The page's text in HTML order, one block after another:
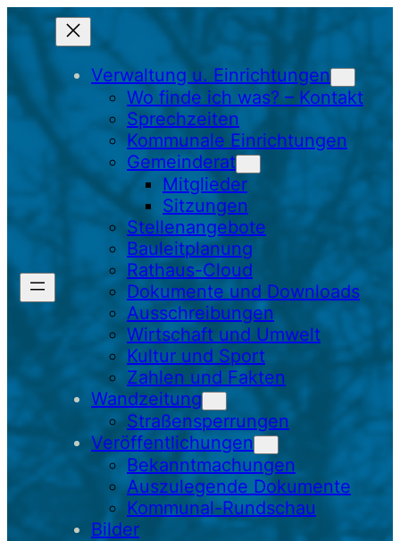
Zum
Verwaltung u. Einrichtungen
Wo finde ich was? – Kontakt
Sprechzeiten
Kommunale Einrichtungen
Gemeinderat
Mitglieder
Sitzungen
Stellenangebote
Bauleitplanung
Rathaus-Cloud
Dokumente und Downloads
Ausschreibungen
Wirtschaft und Umwelt
Kultur und Sport
Zahlen und Fakten
Wandzeitung
Straßensperrungen
Veröffentlichungen
Bekanntmachungen
Auszulegende Dokumente
Kommunal-Rundschau
Bilder